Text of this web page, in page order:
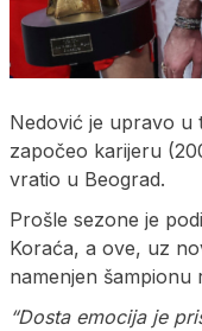
Nedović je upravo u
započeo karijeru
vratio u Beograd.
Prošle sezone je
Koraća, a ove, uz
namenjen šampionu
“Dosta emocija je